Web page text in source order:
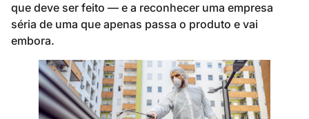
que deve ser feito — e a reconhecer uma empresa
séria de uma que apenas passa o produto e vai
embora.